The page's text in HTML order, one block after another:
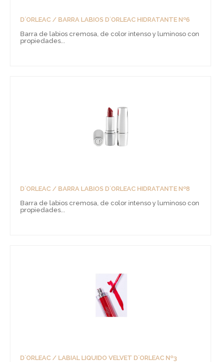
D´ORLEAC / BARRA LABIOS D´ORLEAC HIDRATANTE Nº6
Barra de labios cremosa, de color intenso y luminoso con
propiedades...
D´ORLEAC / BARRA LABIOS D´ORLEAC HIDRATANTE Nº8
Barra de labios cremosa, de color intenso y luminoso con
propiedades...
D´ORLEAC / LABIAL LIQUIDO VELVET D´ORLEAC Nº3